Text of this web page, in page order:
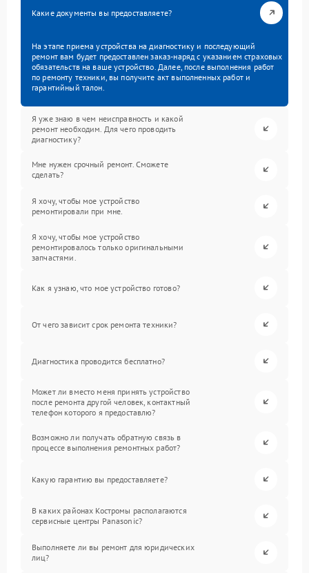
Какие документы вы предоставляете?
На этапе приема устройства на диагностику и последующий
ремонт вам будет предоставлен заказ-наряд с указанием страховых
обязательств на ваше устройство. Далее, после выполнения работ
по ремонту техники, вы получите акт выполненных работ и
гарантийный талон.
Я уже знаю в чем неисправность и какой
ремонт необходим. Для чего проводить
диагностику?
Мне нужен срочный ремонт. Сможете
сделать?
Я хочу, чтобы мое устройство
ремонтировали при мне.
Я хочу, чтобы мое устройство
ремонтировалось только оригинальными
запчастями.
Как я узнаю, что мое устройство готово?
От чего зависит срок ремонта техники?
Диагностика проводится бесплатно?
Может ли вместо меня принять устройство
после ремонта другой человек, контактный
телефон которого я предоставлю?
Возможно ли получать обратную связь в
процессе выполнения ремонтных работ?
Какую гарантию вы предоставляете?
В каких районах Костромы располагаются
сервисные центры Panasonic?
Выполняете ли вы ремонт для юридических
лиц?